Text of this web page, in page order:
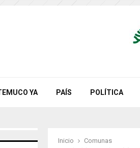
YA PAÍS POLÍTICA
Inicio
Comunas